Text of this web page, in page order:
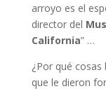
arroyo es el
director del
California” …
¿Por qué
que le dieron